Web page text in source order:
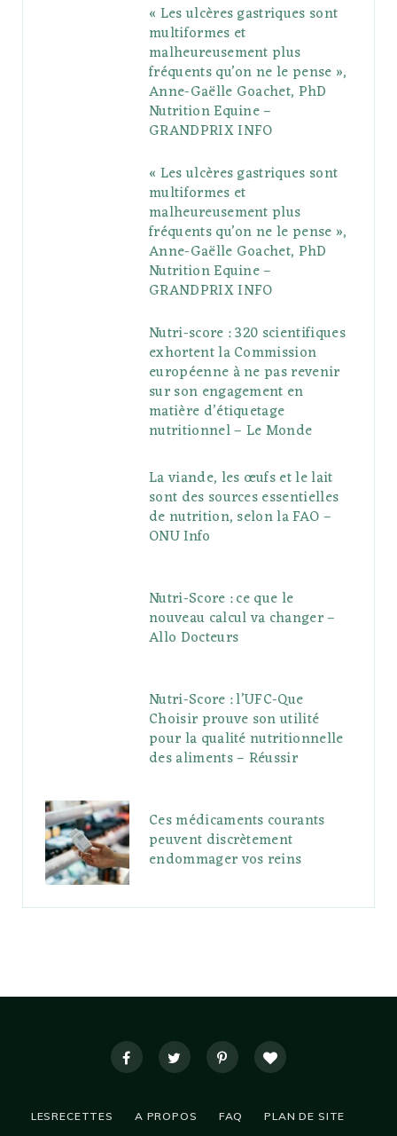
e
P
l
s
g
r
a
m
r
e
s
r
« Les ulcères gastriques sont
multiformes et
malheureusement plus
fréquents qu’on ne le pense »,
Anne-Gaëlle Goachet, PhD
Nutrition Equine –
GRANDPRIX INFO
« Les ulcères gastriques sont
multiformes et
malheureusement plus
fréquents qu’on ne le pense »,
Anne-Gaëlle Goachet, PhD
Nutrition Equine –
GRANDPRIX INFO
Nutri-score : 320 scientifiques
exhortent la Commission
européenne à ne pas revenir
sur son engagement en
matière d’étiquetage
nutritionnel – Le Monde
La viande, les œufs et le lait
sont des sources essentielles
de nutrition, selon la FAO –
ONU Info
Nutri-Score : ce que le
nouveau calcul va changer –
Allo Docteurs
Nutri-Score : l’UFC-Que
Choisir prouve son utilité
pour la qualité nutritionnelle
des aliments – Réussir
Ces médicaments courants
peuvent discrètement
endommager vos reins
LESRECETTES A PROPOS FAQ PLAN DE SITE